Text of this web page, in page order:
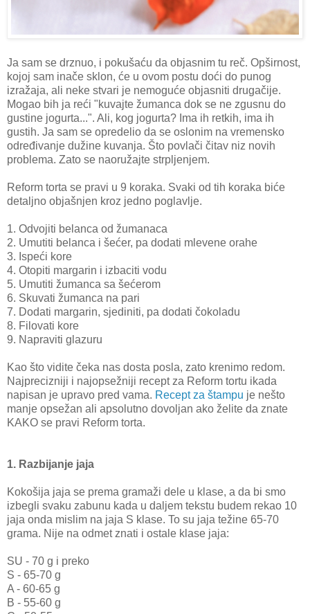
Ja sam se drznuo, i pokušaću da objasnim tu reč. Opširnost,
kojoj sam inače sklon, će u ovom postu doći do punog
izražaja, ali neke stvari je nemoguće objasniti drugačije.
Mogao bih ja reći "kuvajte žumanca dok se ne zgusnu do
gustine jogurta...". Ali, kog jogurta? Ima ih retkih, ima ih
gustih. Ja sam se opredelio da se oslonim na vremensko
određivanje dužine kuvanja. Što povlači čitav niz novih
problema. Zato se naoružajte strpljenjem.
Reform torta se pravi u 9 koraka. Svaki od tih koraka biće
detaljno objašnjen kroz jedno poglavlje.
1. Odvojiti belanca od žumanaca
2. Umutiti belanca i šećer, pa dodati mlevene orahe
3. Ispeći kore
4. Otopiti margarin i izbaciti vodu
5. Umutiti žumanca sa šećerom
6. Skuvati žumanca na pari
7. Dodati margarin, sjediniti, pa dodati čokoladu
8. Filovati kore
9. Napraviti glazuru
Kao što vidite čeka nas dosta posla, zato krenimo redom.
Najprecizniji i najopsežniji recept za Reform tortu ikada
napisan je upravo pred vama. Recept za štampu je nešto
manje opsežan ali apsolutno dovoljan ako želite da znate
KAKO se pravi Reform torta.
1. Razbijanje jaja
Kokošija jaja se prema gramaži dele u klase, a da bi smo
izbegli svaku zabunu kada u daljem tekstu budem rekao 10
jaja onda mislim na jaja S klase. To su jaja težine 65-70
grama. Nije na odmet znati i ostale klase jaja:
SU - 70 g i preko
S - 65-70 g
A - 60-65 g
B - 55-60 g